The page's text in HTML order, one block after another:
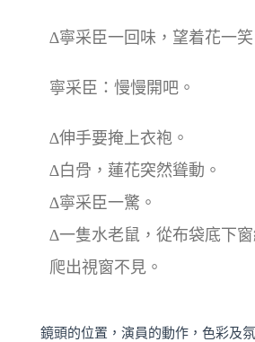
∆寧采臣一回味，望着花一笑
寧采臣：慢慢開吧。
∆伸手要掩上衣袍。
∆白骨，蓮花突然聳動。
∆寧采臣一驚。
∆一隻水老鼠，從布袋底下
爬出視窗不見。
鏡頭的位置，演員的動作，色彩及